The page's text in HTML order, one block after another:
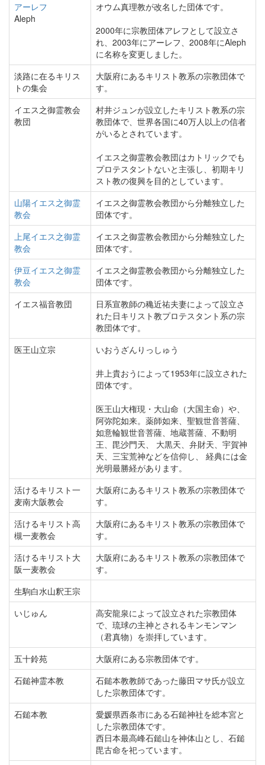
アーレフ
Aleph
オウム真理教が改名した団体です。
2000年に宗教団体アレフとして設立さ
れ、2003年にアーレフ、2008年にAleph
に名称を変更しました。
淡路に在るキリス
トの集会
大阪府にあるキリスト教系の宗教団体で
す。
イエス之御霊教会
教団
村井ジュンが設立したキリスト教系の宗
教団体で、世界各国に40万人以上の信者
がいるとされています。
イエス之御霊教会教団はカトリックでも
プロテスタントないと主張し、初期キリ
スト教の復興を目的としています。
山陽イエス之御霊
教会
イエス之御霊教会教団から分離独立した
団体です。
上尾イエス之御霊
教会
イエス之御霊教会教団から分離独立した
団体です。
伊豆イエス之御霊
教会
イエス之御霊教会教団から分離独立した
団体です。
イエス福音教団
日系宣教師の穐近祐夫妻によって設立さ
れた日キリスト教プロテスタント系の宗
教団体です。
医王山立宗
いおうざんりっしゅう
井上貴おうによって1953年に設立された
団体です。
医王山大権現・大山命（大国主命）や、
阿弥陀如来。薬師如来、聖観世音菩薩、
如意輪観世音菩薩、地蔵菩薩、不動明
王、毘沙門天、 大黒天、弁財天、宇賀神
天、三宝荒神などを信仰し、 経典には金
光明最勝経があります。
活けるキリスト一
麦南大阪教会
大阪府にあるキリスト教系の宗教団体で
す。
活けるキリスト高
槻一麦教会
大阪府にあるキリスト教系の宗教団体で
す。
活けるキリスト大
阪一麦教会
大阪府にあるキリスト教系の宗教団体で
す。
生駒白水山釈王宗
いじゅん
高安龍泉によって設立された宗教団体
で、琉球の主神とされるキンモンマン
（君真物）を崇拝しています。
五十鈴苑
大阪府にある宗教団体です。
石鎚神霊本教
石鎚本教教師であった藤田マサ氏が設立
した宗教団体です。
石鎚本教
愛媛県西条市にある石鎚神社を総本宮と
した宗教団体です。
西日本最高峰石鎚山を神体山とし、石鎚
毘古命を祀っています。